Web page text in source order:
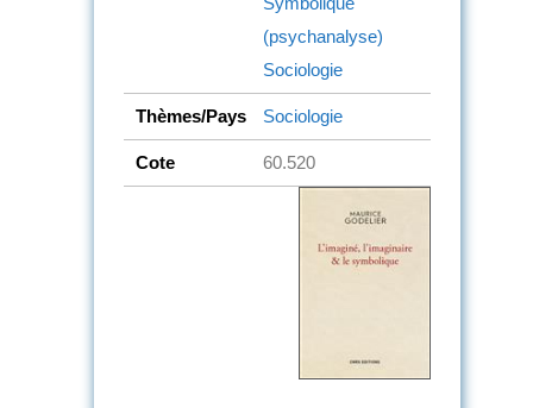
(psychanalyse)
Sociologie
Thèmes/Pays Sociologie
Cote 60.520